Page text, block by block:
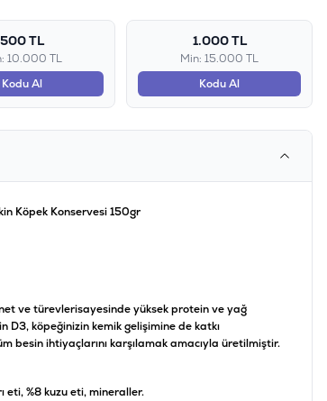
500 TL
10.000 TL
Kodu Al
1.000 TL
Min: 15.000 TL
Kodu Al
Köpek Konservesi 150gr
et ve türevlerisayesinde yüksek protein ve yağ
köpeğinizin kemik gelişimine de katkı
besin ihtiyaçlarını karşılamak amacıyla üretilmiştir.
eti, %8 kuzu eti, mineraller.